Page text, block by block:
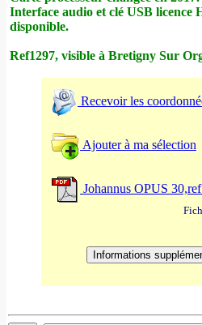
Interface audio et clé USB licence
disponible.
Ref1297, visible à Bretigny Sur
Recevoir les
Ajouter à ma sélection
Johannus OPUS